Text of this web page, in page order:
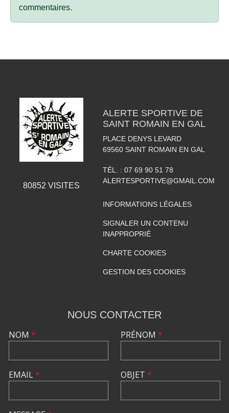
commentaires.
80852 VISITES
ALERTE SPORTIVE DE
SAINT ROMAIN EN GAL
PLACE DENYS LEVARD
69560 SAINT ROMAIN EN GAL
TÉL. : 07 69 90 51 78
ALERTESPORTIVE@GMAIL.COM
INFORMATIONS LÉGALES
SIGNALER UN CONTENU
INAPPROPRIÉ
CHARTE COOKIES
GESTION DES COOKIES
NOUS CONTACTER
NOM *
EMAIL*
PRÉNOM *
OBJET *